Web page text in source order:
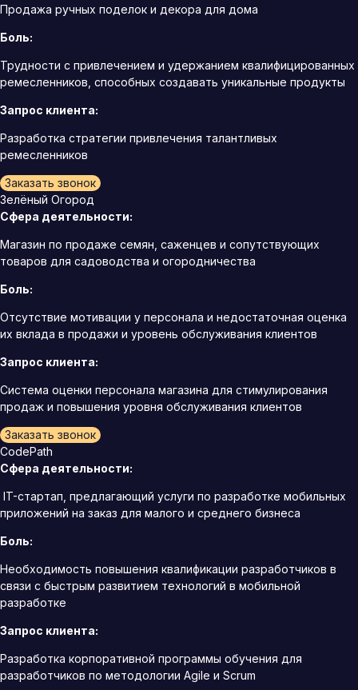
Продажа ручных поделок и декора для дома
Боль:
Трудности с привлечением и удержанием квалифицированных
ремесленников, способных создавать уникальные продукты
Запрос клиента:
Разработка стратегии привлечения талантливых
ремесленников
Заказать звонок
Зелёный Огород
Сфера деятельности:
Магазин по продаже семян, саженцев и сопутствующих
товаров для садоводства и огородничества
Боль:
Отсутствие мотивации у персонала и недостаточная оценка
их вклада в продажи и уровень обслуживания клиентов
Запрос клиента:
Система оценки персонала магазина для стимулирования
продаж и повышения уровня обслуживания клиентов
Заказать звонок
CodePath
Сфера деятельности:
IT-стартап, предлагающий услуги по разработке мобильных
приложений на заказ для малого и среднего бизнеса
Боль:
Необходимость повышения квалификации разработчиков в
связи с быстрым развитием технологий в мобильной
разработке
Запрос клиента:
Разработка корпоративной программы обучения для
разработчиков по методологии Agile и Scrum